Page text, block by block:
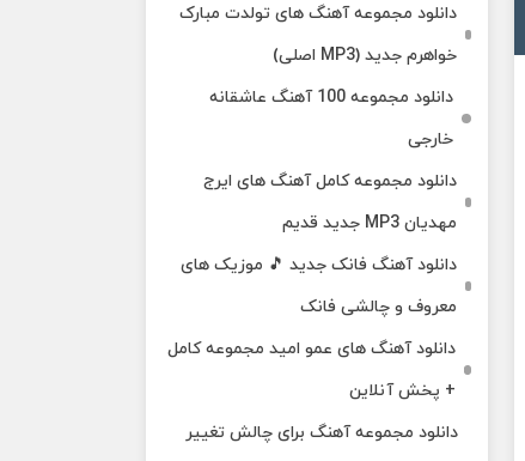
دانلود مجموعه آهنگ های تولدت مبارک
خواهرم جدید (MP3 اصلی)
دانلود مجموعه 100 آهنگ عاشقانه
خارجی
دانلود مجموعه کامل آهنگ های ایرج
مهدیان MP3 جدید قدیم
دانلود آهنگ فانک جدید 🎵 موزیک‌ های
معروف و چالشی فانک
دانلود آهنگ های عمو امید مجموعه کامل
+ پخش آنلاین
دانلود مجموعه آهنگ برای چالش تغییر